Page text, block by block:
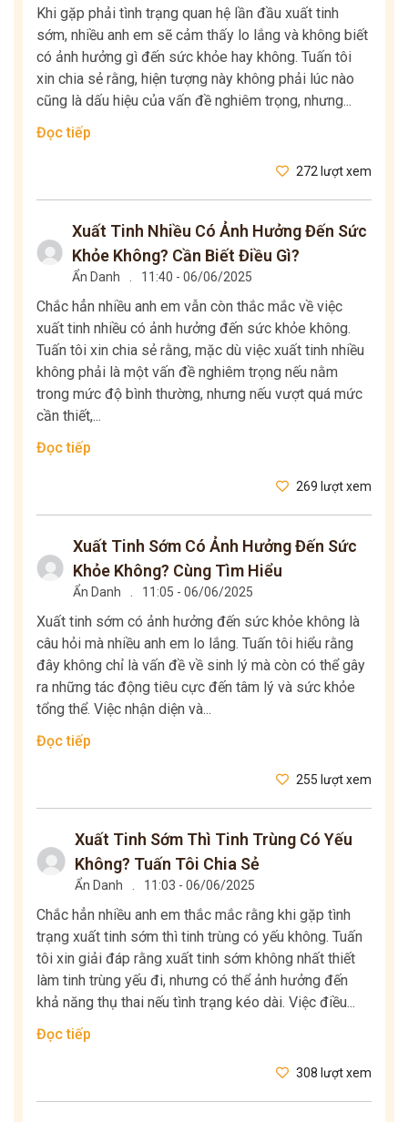
Khi gặp phải tình trạng quan hệ lần đầu xuất tinh
sớm, nhiều anh em sẽ cảm thấy lo lắng và không biết
có ảnh hưởng gì đến sức khỏe hay không. Tuấn tôi
xin chia sẻ rằng, hiện tượng này không phải lúc nào
cũng là dấu hiệu của vấn đề nghiêm trọng, nhưng...
Đọc tiếp
272 lượt xem
Xuất Tinh Nhiều Có Ảnh Hưởng Đến Sức
Khỏe Không? Cần Biết Điều Gì?
Ẩn Danh 11:40 - 06/06/2025
Chắc hẳn nhiều anh em vẫn còn thắc mắc về việc
xuất tinh nhiều có ảnh hưởng đến sức khỏe không.
Tuấn tôi xin chia sẻ rằng, mặc dù việc xuất tinh nhiều
không phải là một vấn đề nghiêm trọng nếu nằm
trong mức độ bình thường, nhưng nếu vượt quá mức
cần thiết,...
Đọc tiếp
269 lượt xem
Xuất Tinh Sớm Có Ảnh Hưởng Đến Sức
Khỏe Không? Cùng Tìm Hiểu
Ẩn Danh 11:05 - 06/06/2025
Xuất tinh sớm có ảnh hưởng đến sức khỏe không là
câu hỏi mà nhiều anh em lo lắng. Tuấn tôi hiểu rằng
đây không chỉ là vấn đề về sinh lý mà còn có thể gây
ra những tác động tiêu cực đến tâm lý và sức khỏe
tổng thể. Việc nhận diện và...
Đọc tiếp
255 lượt xem
Xuất Tinh Sớm Thì Tinh Trùng Có Yếu
Không? Tuấn Tôi Chia Sẻ
Ẩn Danh 11:03 - 06/06/2025
Chắc hẳn nhiều anh em thắc mắc rằng khi gặp tình
trạng xuất tinh sớm thì tinh trùng có yếu không. Tuấn
tôi xin giải đáp rằng xuất tinh sớm không nhất thiết
làm tinh trùng yếu đi, nhưng có thể ảnh hưởng đến
khả năng thụ thai nếu tình trạng kéo dài. Việc điều...
Đọc tiếp
308 lượt xem